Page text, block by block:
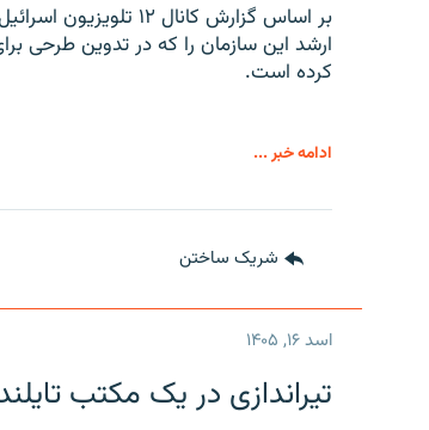
بر اساس گزارش
ارشد این سازمان را که در تدوین طرحی
کرده است.
ادامه خبر ...
شریک ساختن
اسد ۱۶, ۱۴۰۵
تیراندازی در یک مکتب